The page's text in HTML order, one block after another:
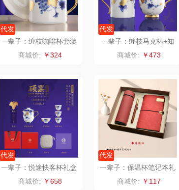
朗赫 果兹 西屋（风扇类）
360 艾美特（代理商）
洁丽雅（代理商） 康巴赫（锅具类）
飞利浦新安怡 伊莱克斯
乐美雅（餐具类） 飞利浦（音频类） 珍视明
爱仕达 悠米UURMI
卜珂 味滋源 玺魁
代发
一辈子：缠枝咖啡杯套装
商城价: ￥324
代发
一辈子：缠枝马克杯+知
心马克杯套装
商城价: ￥473
代发
一辈子：悦途快客杯礼盒
商城价: ￥658
代发
一辈子：保温杯笔记本礼
盒装定制logo实用送客户
员工办公套装
商城价: ￥117